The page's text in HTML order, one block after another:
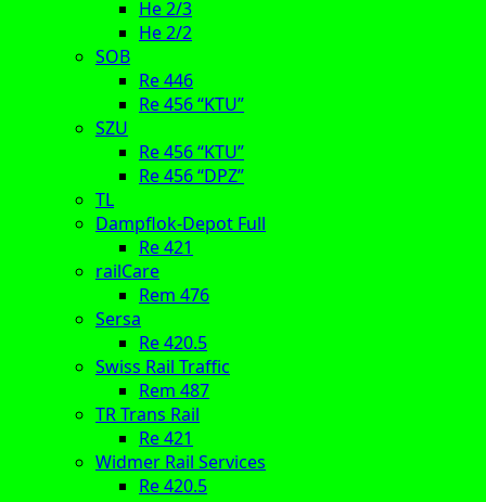
He 2/3
He 2/2
SOB
Re 446
Re 456 “KTU”
SZU
Re 456 “KTU”
Re 456 “DPZ”
TL
Dampflok-Depot Full
Re 421
railCare
Rem 476
Sersa
Re 420.5
Swiss Rail Traffic
Rem 487
TR Trans Rail
Re 421
Widmer Rail Services
Re 420.5